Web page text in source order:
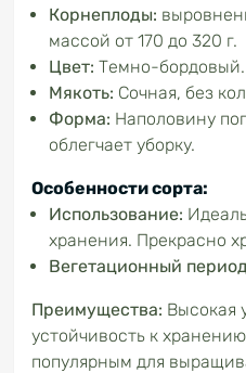
Корнеплоды:
массой от 170 до 320 г.
Цвет: Темно-бордовый.
Мякоть: Сочная, без
Форма: Наполовину
облегчает уборку.
Особенности сорта:
Использование:
хранения. Прекрасно
Вегетационный
Преимущества: Высокая
устойчивость к
популярным для